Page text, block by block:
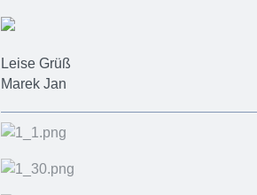
Leise Grüß
Marek Jan